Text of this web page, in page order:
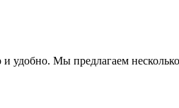
и удобно. Мы предлагаем